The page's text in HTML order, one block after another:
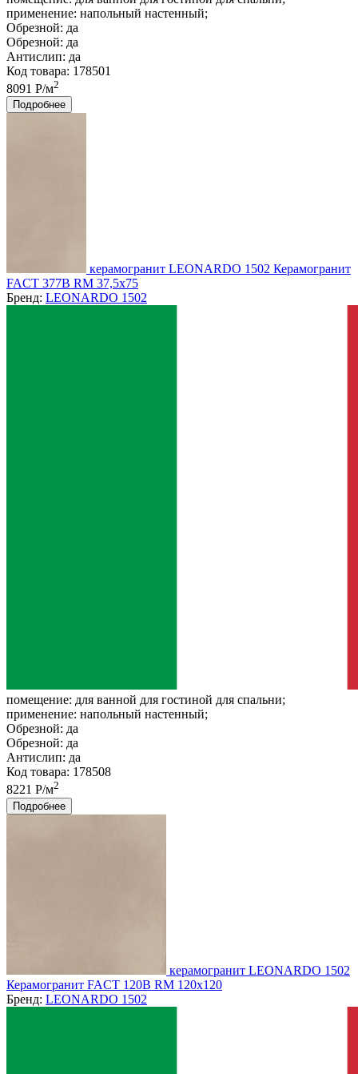
применение: напольный настенный;
Обрезной: да
Обрезной: да
Антислип: да
Код товара: 178501
8091 Р/м2
Подробнее
керамогранит LEONARDO 1502 Керамогранит
FACT 377B RM 37,5x75
Бренд: LEONARDO 1502
помещение: для ванной для гостиной для спальни;
применение: напольный настенный;
Обрезной: да
Обрезной: да
Антислип: да
Код товара: 178508
8221 Р/м2
Подробнее
керамогранит LEONARDO 1502
Керамогранит FACT 120B RM 120x120
Бренд: LEONARDO 1502